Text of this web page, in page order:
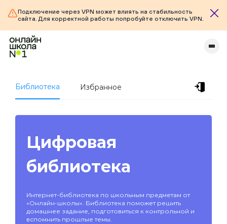
Подключение через VPN может влиять на стабильность
сайта. Для корректной работы попробуйте отключить VPN.
Библиотека Избранное
Цифровая
библиотека
Интернет-библиотека по школьным предметам от
«Онлайн-школы». Библиотека поможет решить
домашнее задание, подготовиться к контрольной и
вспомнить прошлые темы.